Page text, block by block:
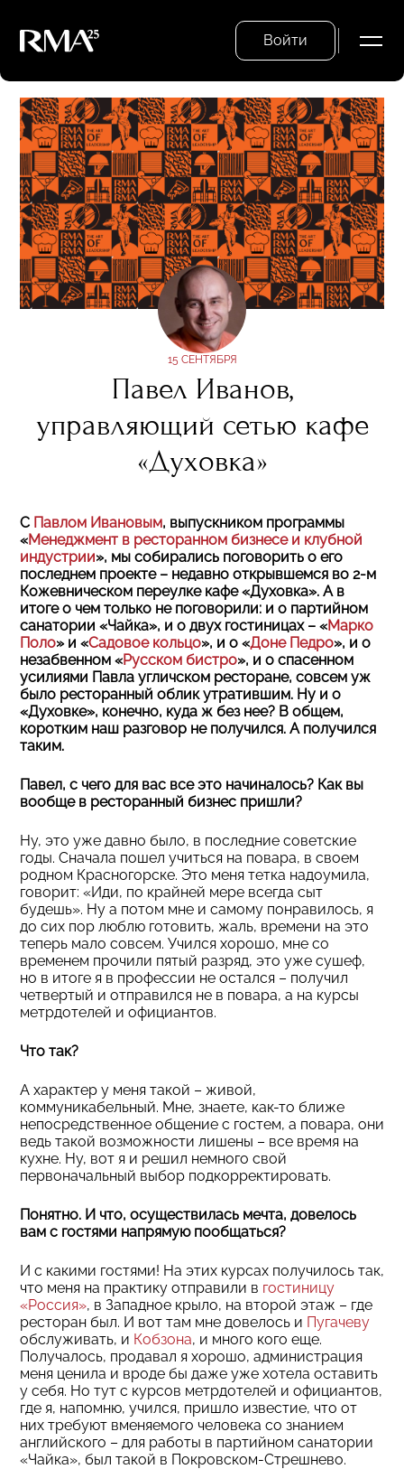
Войти
15 СЕНТЯБРЯ
Павел Иванов,
управляющий сетью кафе
«Духовка»
С Павлом Ивановым, выпускником программы
«Менеджмент в ресторанном бизнесе и клубной
индустрии», мы собирались поговорить о его
последнем проекте – недавно открывшемся во 2-м
Кожевническом переулке кафе «Духовка». А в
итоге о чем только не поговорили: и о партийном
санатории «Чайка», и о двух гостиницах – «Марко
Поло» и «Садовое кольцо», и о «Доне Педро», и о
незабвенном «Русском бистро», и о спасенном
усилиями Павла угличском ресторане, совсем уж
было ресторанный облик утратившим. Ну и о
«Духовке», конечно, куда ж без нее? В общем,
коротким наш разговор не получился. А получился
таким.
Павел, с чего для вас все это начиналось? Как вы
вообще в ресторанный бизнес пришли?
Ну, это уже давно было, в последние советские
годы. Сначала пошел учиться на повара, в своем
родном Красногорске. Это меня тетка надоумила,
говорит: «Иди, по крайней мере всегда сыт
будешь». Ну а потом мне и самому понравилось, я
до сих пор люблю готовить, жаль, времени на это
теперь мало совсем. Учился хорошо, мне со
временем прочили пятый разряд, это уже сушеф,
но в итоге я в профессии не остался – получил
четвертый и отправился не в повара, а на курсы
метрдотелей и официантов.
Что так?
А характер у меня такой – живой,
коммуникабельный. Мне, знаете, как-то ближе
непосредственное общение с гостем, а повара, они
ведь такой возможности лишены – все время на
кухне. Ну, вот я и решил немного свой
первоначальный выбор подкорректировать.
Понятно. И что, осуществилась мечта, довелось
вам с гостями напрямую пообщаться?
И с какими гостями! На этих курсах получилось так,
что меня на практику отправили в гостиницу
«Россия», в Западное крыло, на второй этаж – где
ресторан был. И вот там мне довелось и Пугачеву
обслуживать, и Кобзона, и много кого еще.
Получалось, продавал я хорошо, администрация
меня ценила и вроде бы даже уже хотела оставить
у себя. Но тут с курсов метрдотелей и официантов,
где я, напомню, учился, пришло известие, что от
них требуют вменяемого человека со знанием
английского – для работы в партийном санатории
«Чайка», был такой в Покровском-Стрешнево.